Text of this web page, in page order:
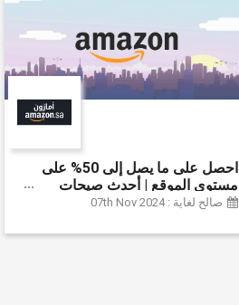
احصل على ما يصل إلى 50% على
مستوى الموقع | أحدث صيحات
الموضة والإكسسوارات والأحذية
وغيرها الكثير | ًالشحن مجانا
صالح لغاية : 07th Nov 2024